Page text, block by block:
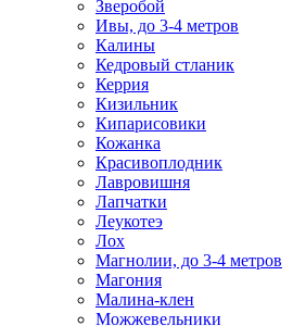
Зверобой
Ивы, до 3-4 метров
Калины
Кедровый стланик
Керрия
Кизильник
Кипарисовики
Кожанка
Красивоплодник
Лавровишня
Лапчатки
Леукотеэ
Лох
Магнолии, до 3-4 метров
Магония
Малина-клен
Можжевельники